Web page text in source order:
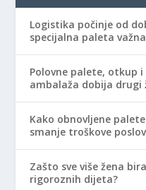
Logistika počinje od
specijalna paleta
Polovne palete, otkup
ambalaža dobija drugi
Kako obnovljene
smanje troškove
Zašto sve više žena
rigoroznih dijeta?